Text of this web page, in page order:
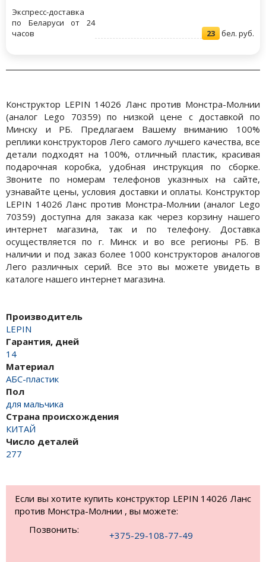
Экспресс-доставка
по Беларуси от 24
часов
23 бел. руб.
Конструктор LEPIN 14026 Ланс против Монстра-Молнии
(аналог Lego 70359) по низкой цене с доставкой по
Минску и РБ. Предлагаем Вашему вниманию 100%
реплики конструкторов Лего самого лучшего качества, все
детали подходят на 100%, отличный пластик, красивая
подарочная коробка, удобная инструкция по сборке.
Звоните по номерам телефонов указнных на сайте,
узнавайте цены, условия доставки и оплаты. Конструктор
LEPIN 14026 Ланс против Монстра-Молнии (аналог Lego
70359) доступна для заказа как через корзину нашего
интернет магазина, так и по телефону. Доставка
осуществляется по г. Минск и во все регионы РБ. В
наличии и под заказ более 1000 конструкторов аналогов
Лего различных серий. Все это вы можете увидеть в
каталоге нашего интернет магазина.
Производитель
LEPIN
Гарантия, дней
14
Материал
АБС-пластик
Пол
для мальчика
Страна происхождения
КИТАЙ
Число деталей
277
Если вы хотите купить конструктор LEPIN 14026 Ланс
против Монстра-Молнии , вы можете:
Позвонить:
+375-29-108-77-49